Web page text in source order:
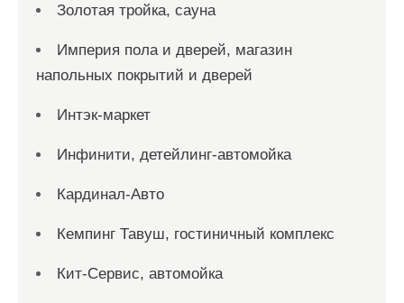
Золотая тройка, сауна
Империя пола и дверей, магазин
напольных покрытий и дверей
Интэк-маркет
Инфинити, детейлинг-автомойка
Кардинал-Авто
Кемпинг Тавуш, гостиничный комплекс
Кит-Сервис, автомойка